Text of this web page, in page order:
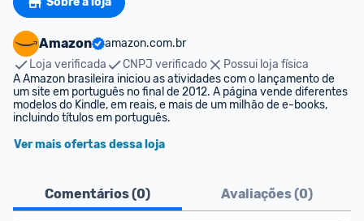
Amazon
amazon.com.br
Loja verificada
CNPJ verificado
Possui loja física
A Amazon brasileira iniciou as atividades com o lançamento de
um site em português no final de 2012. A página vende diferentes
modelos do Kindle, em reais, e mais de um milhão de e-books,
incluindo títulos em português.
Ver mais ofertas dessa loja
Comentários (0) Avaliações (0)